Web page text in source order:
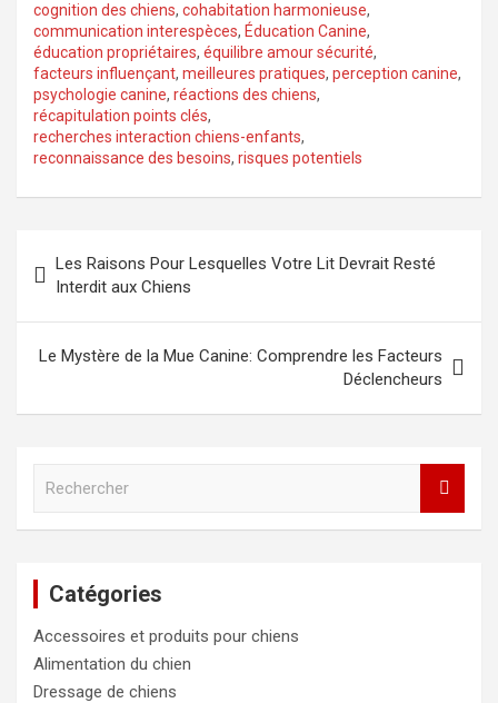
cognition des chiens, cohabitation harmonieuse,
communication interespèces, Éducation Canine,
éducation propriétaires, équilibre amour sécurité,
facteurs influençant, meilleures pratiques, perception canine,
psychologie canine, réactions des chiens,
récapitulation points clés,
recherches interaction chiens-enfants,
reconnaissance des besoins, risques potentiels
de
l’article
Les Raisons Pour Lesquelles Votre Lit Devrait Resté
Interdit aux Chiens
Le Mystère de la Mue Canine: Comprendre les Facteurs
Déclencheurs
c
h
e
r
Catégories
Accessoires et produits pour chiens
Alimentation du chien
Dressage de chiens